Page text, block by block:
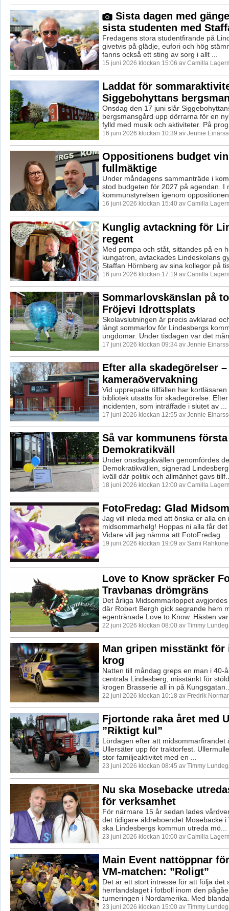
Sista dagen med
sista studenten med
Fredagens stora studentfirande på
givetvis på glädje, eufori och hög
fanns också ett sting av sorg i allt ...
15 juni 2026 klockan 15:06 av Camilla
Laddat för
Siggebohyttans
Onsdag den 17 juni slår
bergsmansgård upp dörrarna för en
fylld med musik och aktiviteter. På
16 juni 2026 klockan 10:39 av Jennie
Oppositionens budget
fullmäktige
Under måndagens sammanträde i
stod budgeten för 2027 på agendan. I
kommunstyrelsen igenom
16 juni 2026 klockan 15:40 av Camilla
Kunglig avtackning för
regent
Med pompa och ståt, sittandes på en
kungatron, avtackades Lindeskolans
Staffan Hörnberg av sina kollegor på
16 juni 2026 klockan 17:19 av Camilla
Sommarlovskänslan på
Fröjevi Idrottsplats
Skolavslutningen är precis avklarad
långt sommarlov för Lindesbergs
ungdomar. Under tisdagen var det
17 juni 2026 klockan 09:34 av Jennie
Efter alla skadegörelser
kameraövervakning
Vid upprepade tillfällen har kortläsaren
bibliotek utsatts för skadegörelse.
incidenten, som inträffade i slutet av ...
17 juni 2026 klockan 12:55 av Jennie
Så var kommunens första
Demokratikväll
Under onsdagskvällen genomfördes
Demokratikvällen, signerad
kväll där politik och allmänhet gavs
18 juni 2026 klockan 12:00 av Camilla
FotoFredag: Glad
Jag vill inleda med att önska er alla en
midsommarhelg! Hoppas ni alla får
Vidare vill jag nämna att FotoFredag ...
19 juni 2026 klockan 19:09 av Sami
Love to Know spräcker
Travbanas drömgräns
Det årliga Midsommarloppet
där Robert Bergh gick segrande hem
egentränade Love to Know. Hästen
22 juni 2026 klockan 08:00 av Timmy
Man gripen misstänkt för
krog
Natten till måndag greps en man i 40-
centrala Lindesberg, misstänkt för
krogen Brasserie all in på
22 juni 2026 klockan 10:18 av Fredrik
Fjortonde raka året med
”Riktigt kul”
Lördagen efter att midsommarfirandet
Ullersäter upp för traktorfest.
stor familjeaktivitet med en ...
23 juni 2026 klockan 08:45 av Timmy
Nu ska Mosebacke
för verksamhet
För närmare 15 år sedan lades
det tidigare äldreboendet Mosebacke i
ska Lindesbergs kommun utreda mö...
23 juni 2026 klockan 10:00 av Camilla
Main Event nattöppnar
VM-matchen: ”Roligt”
Det är ett stort intresse för att följa det
herrlandslaget i fotboll inom den
turneringen i Nordamerika. Med
23 juni 2026 klockan 15:00 av Timmy